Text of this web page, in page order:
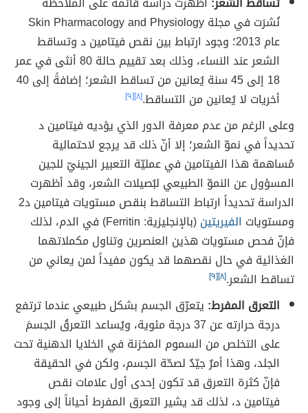
نُشرَت في مجلة Skin Pharmacology and Physiology
عام 2013؛ وجود ارتباط بين نقص فيتامين د وتساقط
الشعر عند النساء، وذلك بعد تقييم حالة 80 أنثى في عمر
18 إلى 45 سنة يُعانين من تساقط الشعر؛ إضافةً إلى 40
أخريات لا يُعانين من التساقط.[٨] [٩]
وعلى الرغم من عدم معرفة الدور الذي يؤديه فيتامين د
تحديداً في نموّ الشعر؛ إلا أنّ ذلك قد يرجع لاحتمالية
مُساهمة هذا الفيتامين في عمليّة التعبير الجينيّ للجين
المسؤول عن النموّ الطبيعي لبُصيلات الشعر، وقد أظهرت
الدراسة تحديداً ارتباط التساقط بنقص مستويات فيتامين د2
ومستويات الفيريتين
(بالإنجليزية: Ferritin) في الدم، لذلك
فإنّ فحص مستويات هذين العنصرين وتناول مكملاتهما
الغذائية في حال نقصهما قد يكون مفيداً لمن يعاني من
تساقط الشعر.[٨] [٩]
التعرق المفرط: يتعرّق الجسم بشكل طبيعي عندما ترتفع
درجة حرارته عن 37 درجة مئوية، ويُساعد التعرقُ الجسمَ
على التخلص من السموم المخزنة في الخلايا الدهنية تحت
الجلد، وهذا أمرٌ جيّدٌ لصحّة الجسم، ولكن في الحقيقة
فإنّ كثرة التعرق قد تكون إحدى أول علامات نقص
فيتامين د، لذلك قد يشير التعرق المفرط أحياناً إلى وجود